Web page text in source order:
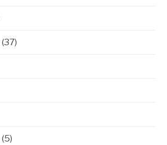
(37)
(5)